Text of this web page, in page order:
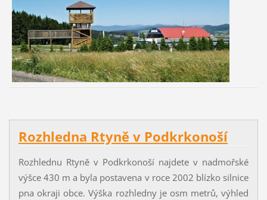
Rozhledna Rtyně v Podkrkonoší
Rozhlednu Rtyně v Podkrkonoší najdete v nadmořské
výšce 430 m a byla postavena v roce 2002 blízko silnice
pna okraji obce. Výška rozhledny je osm metrů, výhled